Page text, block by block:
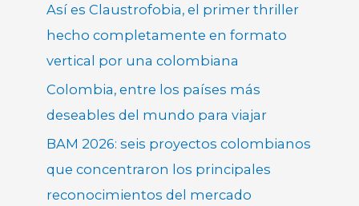
Así es Claustrofobia, el primer thriller
hecho completamente en formato
vertical por una colombiana
Colombia, entre los países más
deseables del mundo para viajar
BAM 2026: seis proyectos colombianos
que concentraron los principales
reconocimientos del mercado